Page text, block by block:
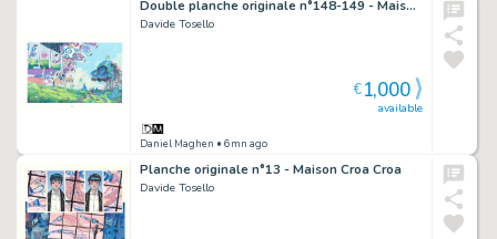
Double planche originale n°148-149 - Maison Croa Croa
Davide Tosello
Daniel Maghen • 6mn ago
available
€1,000
Planche originale n°13 - Maison Croa Croa
Davide Tosello